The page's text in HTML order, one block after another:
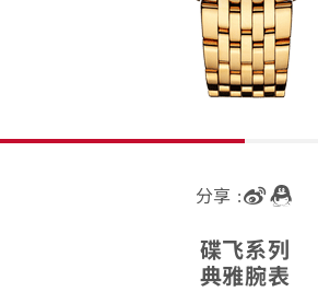
分享 :
碟飞系列
典雅腕表